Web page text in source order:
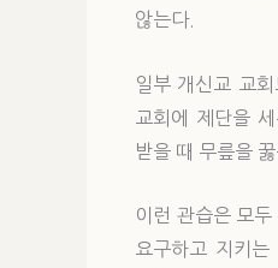
않는다.
일부 개신교 교
교회에 제단을
받을 때 무릎을
이런 관습은 모
요구하고 지키